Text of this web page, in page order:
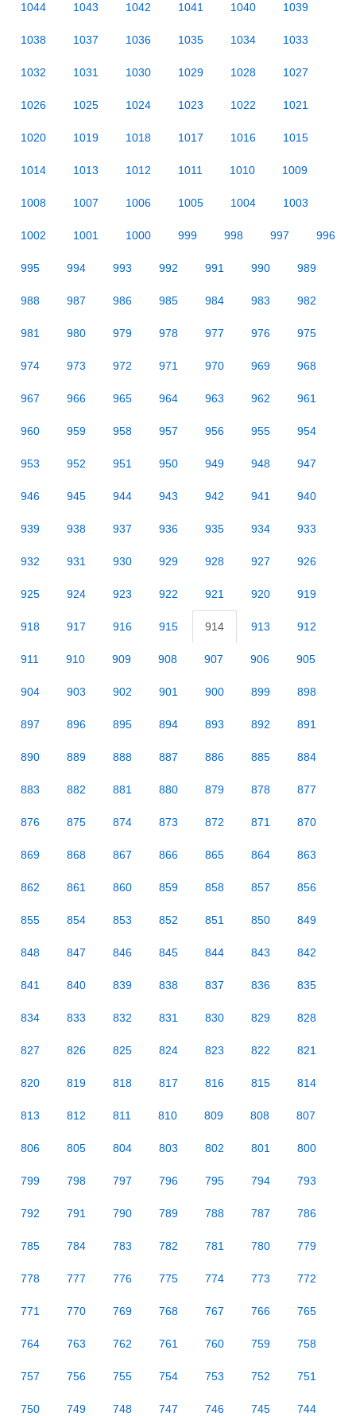
1044 1043 1042 1041 1040 1039
1038 1037 1036 1035 1034 1033
1032 1031 1030 1029 1028 1027
1026 1025 1024 1023 1022 1021
1020 1019 1018 1017 1016 1015
1014 1013 1012 1011 1010 1009
1008 1007 1006 1005 1004 1003
1002 1001 1000 999 998 997 996
995 994 993 992 991 990 989
988 987 986 985 984 983 982
981 980 979 978 977 976 975
974 973 972 971 970 969 968
967 966 965 964 963 962 961
960 959 958 957 956 955 954
953 952 951 950 949 948 947
946 945 944 943 942 941 940
939 938 937 936 935 934 933
932 931 930 929 928 927 926
925 924 923 922 921 920 919
918 917 916 915 914 913 912
911 910 909 908 907 906 905
904 903 902 901 900 899 898
897 896 895 894 893 892 891
890 889 888 887 886 885 884
883 882 881 880 879 878 877
876 875 874 873 872 871 870
869 868 867 866 865 864 863
862 861 860 859 858 857 856
855 854 853 852 851 850 849
848 847 846 845 844 843 842
841 840 839 838 837 836 835
834 833 832 831 830 829 828
827 826 825 824 823 822 821
820 819 818 817 816 815 814
813 812 811 810 809 808 807
806 805 804 803 802 801 800
799 798 797 796 795 794 793
792 791 790 789 788 787 786
785 784 783 782 781 780 779
778 777 776 775 774 773 772
771 770 769 768 767 766 765
764 763 762 761 760 759 758
757 756 755 754 753 752 751
750 749 748 747 746 745 744